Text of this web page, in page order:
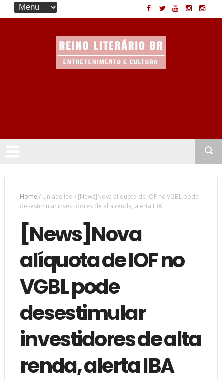
Home /Unlabelled / [News]Nova alíquota de IOF no VGBL pode
desestimular investidores de alta renda, alerta IBA
[News]Nova
alíquota de IOF no
VGBL pode
desestimular
investidores de alta
renda, alerta IBA